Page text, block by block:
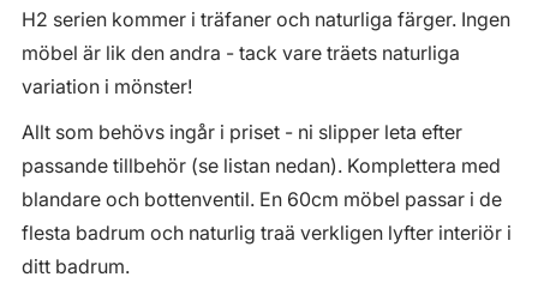
H2 serien kommer i träfaner och naturliga färger. Ingen
möbel är lik den andra - tack vare träets naturliga
variation i mönster!
Allt som behövs ingår i priset - ni slipper leta efter
passande tillbehör (se listan nedan). Komplettera med
blandare och bottenventil. En 60cm möbel passar i de
flesta badrum och naturlig traä verkligen lyfter interiör i
ditt badrum.